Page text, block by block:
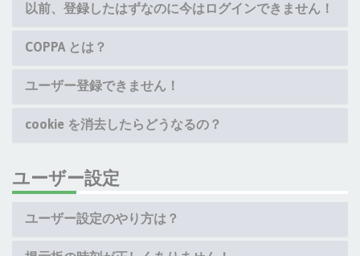
以前、登録したはずなのに今はログインできません！
COPPA とは？
ユーザー登録できません！
cookie を消去したらどうなるの？
ユーザー設定
ユーザー設定のやり方は？